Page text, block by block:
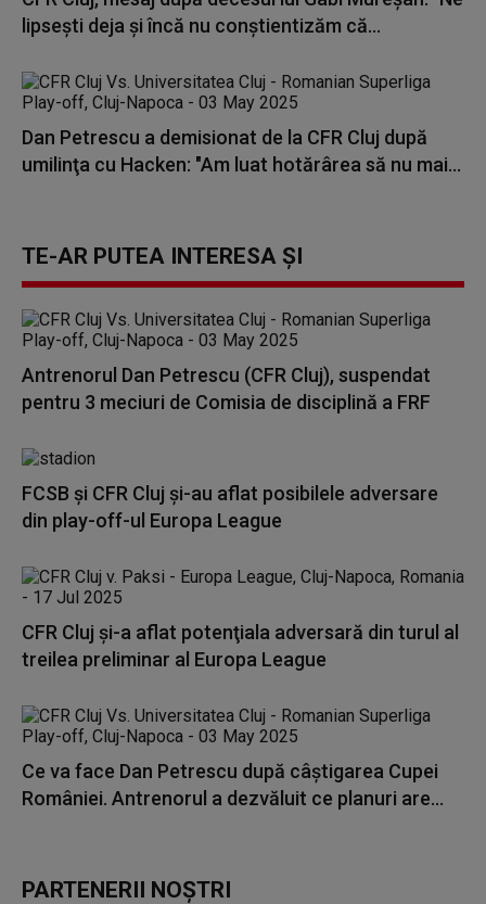
lipseşti deja şi încă nu conştientizăm că...
Dan Petrescu a demisionat de la CFR Cluj după
umilinţa cu Hacken: "Am luat hotărârea să nu mai...
TE-AR PUTEA INTERESA ȘI
Antrenorul Dan Petrescu (CFR Cluj), suspendat
pentru 3 meciuri de Comisia de disciplină a FRF
FCSB și CFR Cluj și-au aflat posibilele adversare
din play-off-ul Europa League
CFR Cluj şi-a aflat potenţiala adversară din turul al
treilea preliminar al Europa League
Ce va face Dan Petrescu după câştigarea Cupei
României. Antrenorul a dezvăluit ce planuri are...
PARTENERII NOȘTRI